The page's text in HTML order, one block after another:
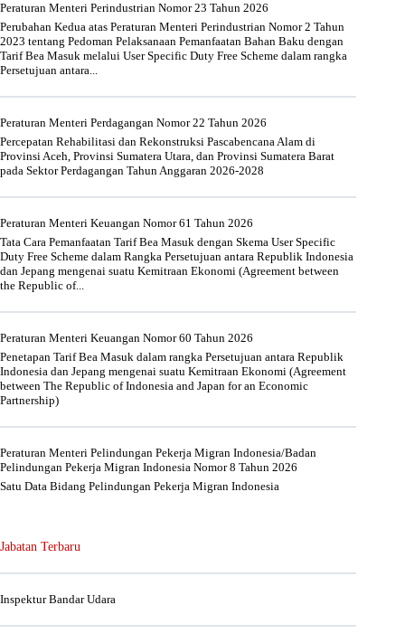
Peraturan Menteri Perindustrian Nomor 23 Tahun 2026
Perubahan Kedua atas Peraturan Menteri Perindustrian Nomor 2 Tahun
2023 tentang Pedoman Pelaksanaan Pemanfaatan Bahan Baku dengan
Tarif Bea Masuk melalui User Specific Duty Free Scheme dalam rangka
Persetujuan antara...
Peraturan Menteri Perdagangan Nomor 22 Tahun 2026
Percepatan Rehabilitasi dan Rekonstruksi Pascabencana Alam di
Provinsi Aceh, Provinsi Sumatera Utara, dan Provinsi Sumatera Barat
pada Sektor Perdagangan Tahun Anggaran 2026-2028
Peraturan Menteri Keuangan Nomor 61 Tahun 2026
Tata Cara Pemanfaatan Tarif Bea Masuk dengan Skema User Specific
Duty Free Scheme dalam Rangka Persetujuan antara Republik Indonesia
dan Jepang mengenai suatu Kemitraan Ekonomi (Agreement between
the Republic of...
Peraturan Menteri Keuangan Nomor 60 Tahun 2026
Penetapan Tarif Bea Masuk dalam rangka Persetujuan antara Republik
Indonesia dan Jepang mengenai suatu Kemitraan Ekonomi (Agreement
between The Republic of Indonesia and Japan for an Economic
Partnership)
Peraturan Menteri Pelindungan Pekerja Migran Indonesia/Badan
Pelindungan Pekerja Migran Indonesia Nomor 8 Tahun 2026
Satu Data Bidang Pelindungan Pekerja Migran Indonesia
Jabatan Terbaru
Inspektur Bandar Udara